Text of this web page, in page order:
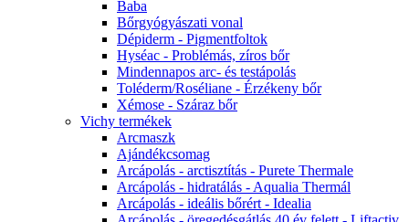
Baba
Bőrgyógyászati vonal
Dépiderm - Pigmentfoltok
Hyséac - Problémás, zíros bőr
Mindennapos arc- és testápolás
Toléderm/Roséliane - Érzékeny bőr
Xémose - Száraz bőr
Vichy termékek
Arcmaszk
Ajándékcsomag
Arcápolás - arctisztítás - Purete Thermale
Arcápolás - hidratálás - Aqualia Thermál
Arcápolás - ideális bőrért - Idealia